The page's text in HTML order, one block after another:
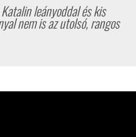
leányoddal és kis
nem is az utolsó, rangos